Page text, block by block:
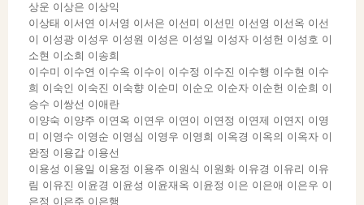
상운 이상은 이상익
이상태 이서연 이서영 이서은 이선미 이선민 이선영 이선옥 이선
이 이성광 이성우 이성원 이성은 이성일 이성자 이성헌 이성호 이
소현 이소희 이송희
이수미 이수연 이수옥 이수이 이수정 이수진 이수행 이수현 이수
희 이숙인 이숙진 이숙향 이순미 이순오 이순자 이순헌 이순희 이
승수 이쌍선 이애란
이양숙 이양주 이연옥 이연우 이연이 이연정 이연제 이연지 이영
미 이영수 이영순 이영심 이영우 이영희 이옥경 이옥의 이옥자 이
완정 이용갑 이용선
이용성 이용일 이용정 이용주 이원식 이원화 이유경 이유리 이유
림 이유진 이윤경 이윤성 이윤재옥 이윤정 이은 이은애 이은우 이
은정 이은주 이은행